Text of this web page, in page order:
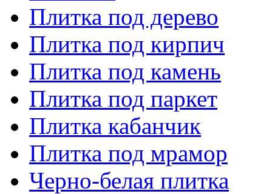
Плитка под дерево
Плитка под кирпич
Плитка под камень
Плитка под паркет
Плитка кабанчик
Плитка под мрамор
Черно-белая плитка